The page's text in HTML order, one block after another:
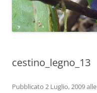
cestino_legno_13
Pubblicato 2 Luglio, 2009alle